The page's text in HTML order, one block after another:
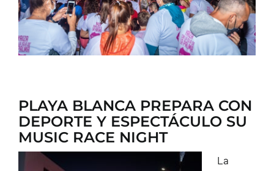
PLAYA BLANCA PREPARA CON
DEPORTE Y ESPECTÁCULO SU
MUSIC RACE NIGHT
La